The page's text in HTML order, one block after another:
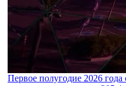
Первое полугодие 2026